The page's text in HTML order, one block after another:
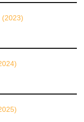
(2023)